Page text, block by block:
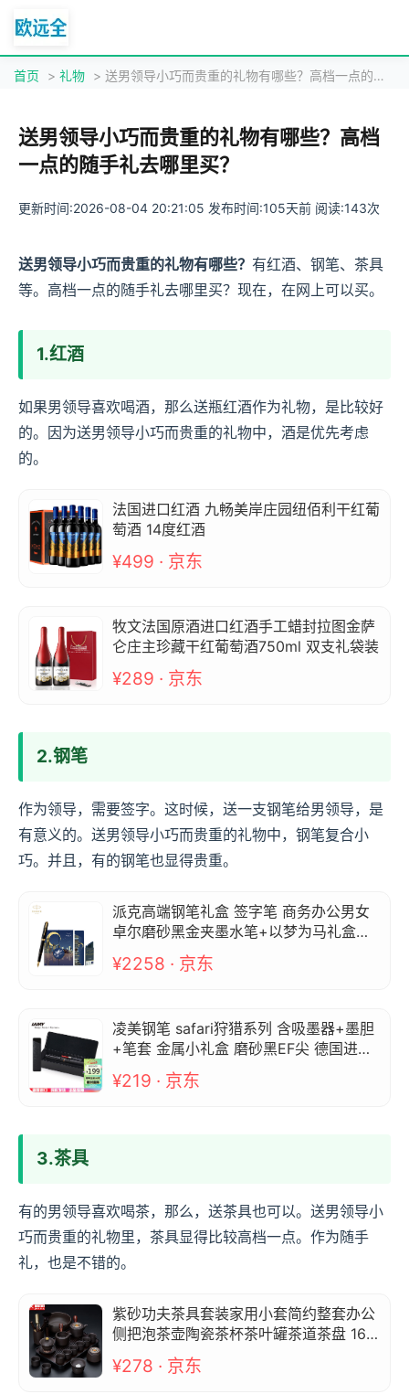
首页 > 礼物 > 送男领导小巧而贵重的礼物有哪些？高档一点的随手礼去哪里买？
送男领导小巧而贵重的礼物有哪些？高档
一点的随手礼去哪里买？
更新时间:2026-08-04 20:21:05 发布时间:105天前 阅读:143次
送男领导小巧而贵重的礼物有哪些？ 有红酒、钢笔、茶具
等。高档一点的随手礼去哪里买？现在，在网上可以买。
1.红酒
如果男领导喜欢喝酒，那么送瓶红酒作为礼物，是比较好
的。因为送男领导小巧而贵重的礼物中，酒是优先考虑
的。
法国进口红酒 九畅美岸庄园纽佰利干红葡
萄酒 14度红酒
¥499 · 京东
牧文法国原酒进口红酒手工蜡封拉图金萨
仑庄主珍藏干红葡萄酒750ml 双支礼袋装
¥289 · 京东
2.钢笔
作为领导，需要签字。这时候，送一支钢笔给男领导，是
有意义的。送男领导小巧而贵重的礼物中，钢笔复合小
巧。并且，有的钢笔也显得贵重。
派克高端钢笔礼盒 签字笔 商务办公男女
卓尔磨砂黑金夹墨水笔+以梦为马礼盒（P
¥2258 · 京东
凌美钢笔 safari狩猎系列 含吸墨器+墨胆
+笔套 金属小礼盒 磨砂黑EF尖 德国进口
送礼礼物 (LAMY)
¥219 · 京东
3.茶具
有的男领导喜欢喝茶，那么，送茶具也可以。送男领导小
巧而贵重的礼物里，茶具显得比较高档一点。作为随手
礼，也是不错的。
紫砂功夫茶具套装家用小套简约整套办公
侧把泡茶壶陶瓷茶杯茶叶罐茶道茶盘 16头
紫砂(五彩曼达拉)侧把木+长胡琴黑
¥278 · 京东